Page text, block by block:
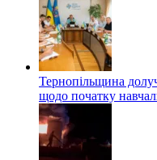
Тернопільщина
щодо початку